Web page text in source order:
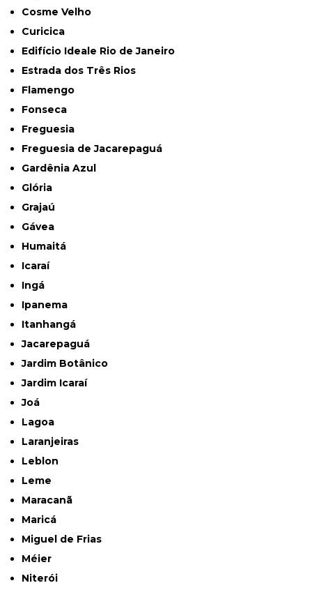
Cosme Velho
Curicica
Edifício Ideale Rio de Janeiro
Estrada dos Três Rios
Flamengo
Fonseca
Freguesia
Freguesia de Jacarepaguá
Gardênia Azul
Glória
Grajaú
Gávea
Humaitá
Icaraí
Ingá
Ipanema
Itanhangá
Jacarepaguá
Jardim Botânico
Jardim Icaraí
Joá
Lagoa
Laranjeiras
Leblon
Leme
Maracanã
Maricá
Miguel de Frias
Méier
Niterói